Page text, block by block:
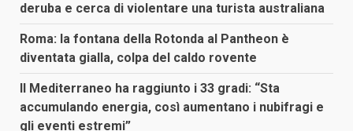
deruba e cerca di violentare una turista australiana
Roma: la fontana della Rotonda al Pantheon è
diventata gialla, colpa del caldo rovente
Il Mediterraneo ha raggiunto i 33 gradi: “Sta
accumulando energia, così aumentano i nubifragi e
gli eventi estremi”